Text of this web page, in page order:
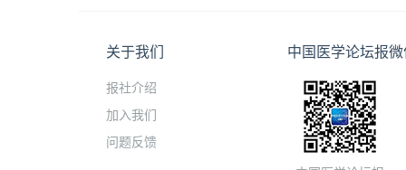
关于我们
报社介绍
加入我们
问题反馈
中国医学论坛报